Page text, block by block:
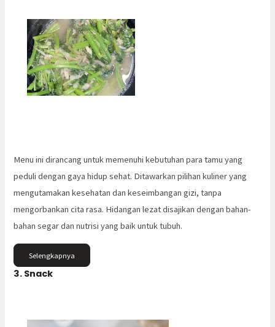
Menu ini dirancang untuk memenuhi kebutuhan para tamu yang
peduli dengan gaya hidup sehat. Ditawarkan pilihan kuliner yang
mengutamakan kesehatan dan keseimbangan gizi, tanpa
mengorbankan cita rasa. Hidangan lezat disajikan dengan bahan-
bahan segar dan nutrisi yang baik untuk tubuh.
Selengkapnya
3. Snack